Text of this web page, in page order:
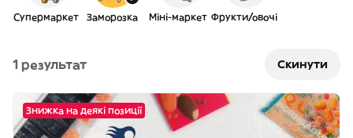
Супермаркет Заморозка Міні-маркет Фрукти/овочі
1 результат Скинути
Знижка на деякі позиції